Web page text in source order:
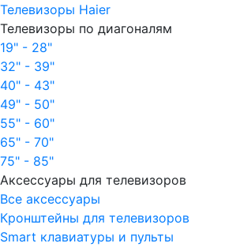
Телевизоры Haier
Телевизоры по диагоналям
19" - 28"
32" - 39"
40" - 43"
49" - 50"
55" - 60"
65" - 70"
75" - 85"
Аксессуары для телевизоров
Все аксессуары
Кронштейны для телевизоров
Smart клавиатуры и пульты